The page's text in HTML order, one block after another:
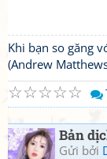
Khi bạn so găng
(Andrew
☆
☆
☆
☆
☆
Bản
Gửi bởi